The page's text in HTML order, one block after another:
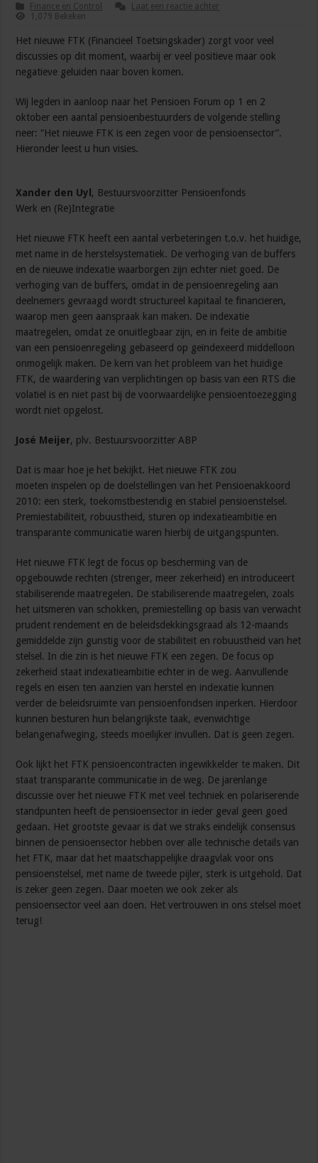
Finance en Control
Laat een reactie achter
1,079 Bekeken
Het nieuwe FTK (Financieel Toetsingskader) zorgt voor veel
discussies op dit moment, waarbij er veel positieve maar ook
negatieve geluiden naar boven komen.
Wij legden in aanloop naar het Pensioen Forum op 1 en 2
oktober een aantal pensioenbestuurders de volgende stelling
neer: “Het nieuwe FTK is een zegen voor de pensioensector”.
Hieronder leest u hun visies.
Xander den Uyl , Bestuursvoorzitter Pensioenfonds
Werk en (Re)Integratie
Het nieuwe FTK heeft een aantal verbeteringen t.o.v. het huidige,
met name in de herstelsystematiek. De verhoging van de buffers
en de nieuwe indexatie waarborgen zijn echter niet goed. De
verhoging van de buffers, omdat in de pensioenregeling aan
deelnemers gevraagd wordt structureel kapitaal te financieren,
waarop men geen aanspraak kan maken. De indexatie
maatregelen, omdat ze onuitlegbaar zijn, en in feite de ambitie
van een pensioenregeling gebaseerd op geïndexeerd middelloon
onmogelijk maken. De kern van het probleem van het huidige
FTK, de waardering van verplichtingen op basis van een RTS die
volatiel is en niet past bij de voorwaardelijke pensioentoezegging
wordt niet opgelost.
José Meijer, plv. Bestuursvoorzitter ABP
Dat is maar hoe je het bekijkt. Het nieuwe FTK zou
moeten inspelen op de doelstellingen van het Pensioenakkoord
2010: een sterk, toekomstbestendig en stabiel pensioenstelsel.
Premiestabiliteit, robuustheid, sturen op indexatieambitie en
transparante communicatie waren hierbij de uitgangspunten.
Het nieuwe FTK legt de focus op bescherming van de
opgebouwde rechten (strenger, meer zekerheid) en introduceert
stabiliserende maatregelen. De stabiliserende maatregelen, zoals
het uitsmeren van schokken, premiestelling op basis van verwacht
prudent rendement en de beleidsdekkingsgraad als 12-maands
gemiddelde zijn gunstig voor de stabiliteit en robuustheid van het
stelsel. In die zin is het nieuwe FTK een zegen. De focus op
zekerheid staat indexatieambitie echter in de weg. Aanvullende
regels en eisen ten aanzien van herstel en indexatie kunnen
verder de beleidsruimte van pensioenfondsen inperken. Hierdoor
kunnen besturen hun belangrijkste taak, evenwichtige
belangenafweging, steeds moeilijker invullen. Dat is geen zegen.
Ook lijkt het FTK pensioencontracten ingewikkelder te maken. Dit
staat transparante communicatie in de weg. De jarenlange
discussie over het nieuwe FTK met veel techniek en polariserende
standpunten heeft de pensioensector in ieder geval geen goed
gedaan. Het grootste gevaar is dat we straks eindelijk consensus
binnen de pensioensector hebben over alle technische details van
het FTK, maar dat het maatschappelijke draagvlak voor ons
pensioenstelsel, met name de tweede pijler, sterk is uitgehold. Dat
is zeker geen zegen. Daar moeten we ook zeker als
pensioensector veel aan doen. Het vertrouwen in ons stelsel moet
terug!